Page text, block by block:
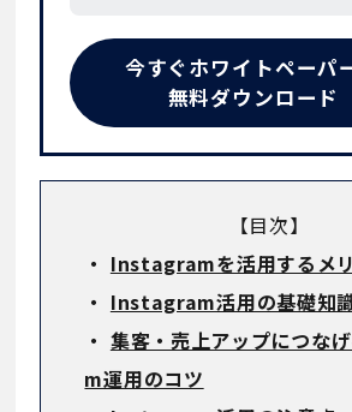
今すぐホワイトペーパ
無料ダウンロード
【目次】
・ Instagramを活用するメ
・ Instagram活用の基礎知
・ 集客・売上アップにつな
m運用のコツ